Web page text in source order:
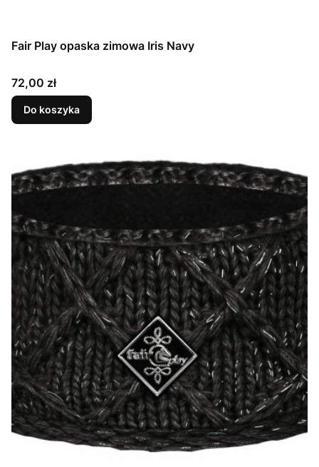
Fair Play opaska zimowa Iris Navy
Cena
72,00 zł
Do koszyka